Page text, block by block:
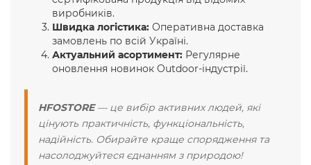
виробників.
Швидка логістика: Оперативна доставка
замовлень по всій Україні.
Актуальний асортимент: Регулярне
оновлення новинок Outdoor-індустрії.
HFOSTORE— це вибір активних людей, які
цінують практичність, функціональність,
надійність. Обирайте краще спорядження та
насолоджуйтеся єднанням з природою!